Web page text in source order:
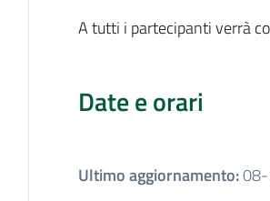
A tutti i partecipanti verrà
Date e orari
Ultimo aggiornamento: